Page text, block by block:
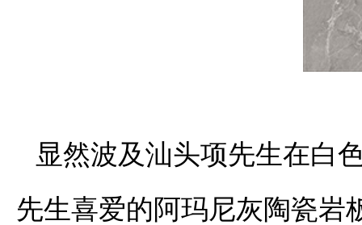
显然波及汕头项先生在白
先生喜爱的阿玛尼灰陶瓷岩